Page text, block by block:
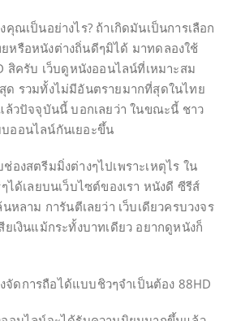
ณเป็นอย่างไร? ถ้าเกิดมันเป็นการเลือก
หรือหนังต่างถิ่นดีๆมิได้ มาทดลองใช้
สิครับ เว็บดูหนังออนไลน์ที่เหมาะสม
รวมทั้งไม่มีอันตรายมากที่สุดในไทย
ล้วปัจจุบันนี้ บอกเลยว่า ในขณะนี้ ชาว
ออนไลน์กันเยอะขึ้น
องสตรีมมิ่งต่างๆไปเพราะเหตุไร ใน
ได้เลยบนเว็บไซต์ของเรา หนังดี ซีรีส์
หลาม การันตีเลยว่า เว็บเดียวครบวงจร
เงินแม้กระทั้งบาทเดียว อยากดูหนังก็
จัดการถือได้แบบชิวๆจำเป็นต้อง 88HD